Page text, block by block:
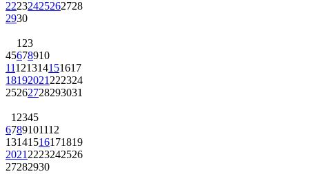
22232425262728
2930
1 23
45678910
11121314151617
18192021 222324
25262728293031
1 2345
6789101112
13141516171819
2021 2223242526
27282930